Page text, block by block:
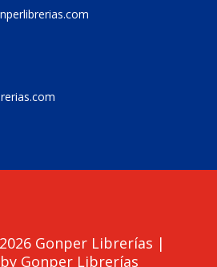
Gonper Librerías |
Gonper Librerías